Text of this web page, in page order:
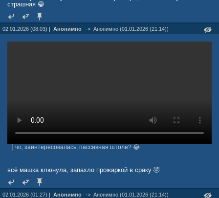
страшная 😁
02.01.2026 (08:03) | Анонимно -> Анонимно (01.01.2026 (21:14))
чо, заинтересовалась, пассивная штоле? 😂
всё машка клюнула, запахло прожаркой в сраку 🤣
02.01.2026 (01:27) | Анонимно -> Анонимно (01.01.2026 (21:14))